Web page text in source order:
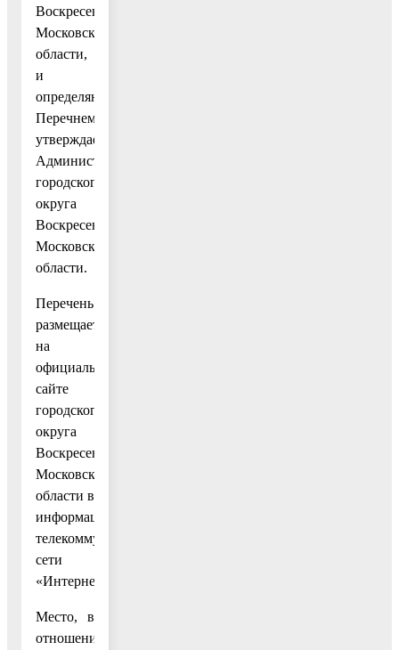
Воскресенск
Московской
области,
и
определяются
Перечнем,
утверждаемым
Администрацией
городского
округа
Воскресенск
Московской
области.
Перечень
размещается
на
официальном
сайте
городского
округа
Воскресенск
Московской
области в
информационно-
телекоммуникационной
сети
«Интернет».
Место, в
отношении